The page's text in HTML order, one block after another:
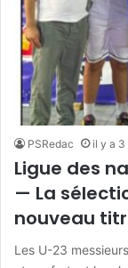
PSRedac il y a 3
Ligue des
— La
nouveau
Les U-23